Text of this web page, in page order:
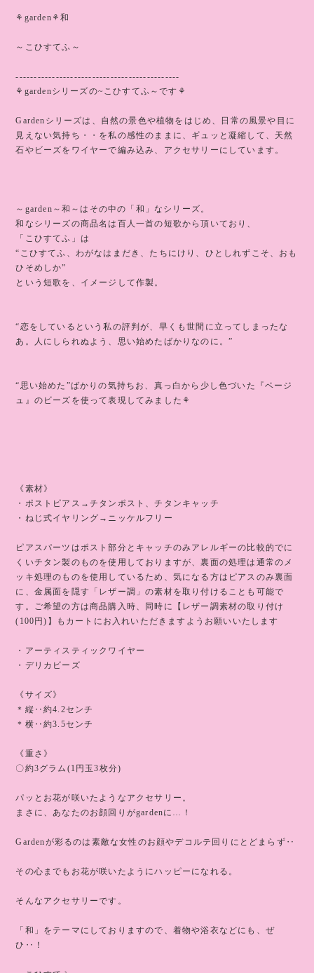
⚘garden⚘和
～こひすてふ～
---------------------------------------------
⚘gardenシリーズの~こひすてふ～です⚘
Gardenシリーズは、自然の景色や植物をはじめ、日常の風景や目に
見えない気持ち・・を私の感性のままに、ギュッと凝縮して、天然
石やビーズをワイヤーで編み込み、アクセサリーにしています。
～garden～和～はその中の「和」なシリーズ。
和なシリーズの商品名は百人一首の短歌から頂いており、
「こひすてふ」は
“こひすてふ、わがなはまだき、たちにけり、ひとしれずこそ、おも
ひそめしか”
という短歌を、イメージして作製。
“恋をしているという私の評判が、早くも世間に立ってしまったな
あ。人にしられぬよう、思い始めたばかりなのに。”
“思い始めた”ばかりの気持ちお、真っ白から少し色づいた『ベージ
ュ』のビーズを使って表現してみました⚘
《素材》
・ポストピアス→チタンポスト、チタンキャッチ
・ねじ式イヤリング→ニッケルフリー
ピアスパーツはポスト部分とキャッチのみアレルギーの比較的でに
くいチタン製のものを使用しておりますが、裏面の処理は通常のメ
ッキ処理のものを使用しているため、気になる方はピアスのみ裏面
に、金属面を隠す「レザー調」の素材を取り付けることも可能で
す。ご希望の方は商品購入時、同時に【レザー調素材の取り付け
(100円)】もカートにお入れいただきますようお願いいたします
・アーティスティックワイヤー
・デリカビーズ
《サイズ》
＊縦‥約4.2センチ
＊横‥約3.5センチ
《重さ》
〇約3グラム(1円玉3枚分)
パッとお花が咲いたようなアクセサリー。
まさに、あなたのお顔回りがgardenに…！
Gardenが彩るのは素敵な女性のお顔やデコルテ回りにとどまらず‥
その心までもお花が咲いたようにハッピーになれる。
そんなアクセサリーです。
「和」をテーマにしておりますので、着物や浴衣などにも、ぜ
ひ‥！